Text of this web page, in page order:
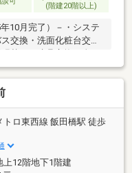
(階建20階以上)
10月完了）－・システ
交換・洗面化粧台交換
張替 ・建具交換・全ク
・・・等―共
繕工事実施済・24時間
・各階に24時間ゴミ出
設置・充実した共用施
ラウンジ、レセプション
アルーム、ゲストルー
トロ東西線 飯田橋駅 徒歩
上12階地下1階建